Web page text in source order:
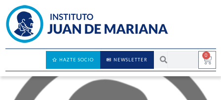
0
NEWSLETTER
HAZTE SOCIO